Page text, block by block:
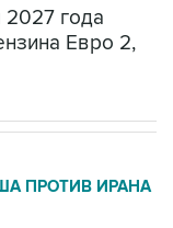
года
Евро 2,
ПРОТИВ ИРАНА